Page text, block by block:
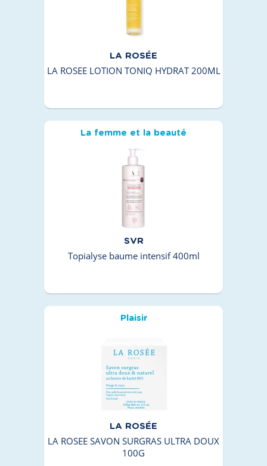
LA ROSÉE
LA ROSEE LOTION TONIQ HYDRAT 200ML
La femme et la beauté
SVR
Topialyse baume intensif 400ml
Plaisir
LA ROSÉE
LA ROSEE SAVON SURGRAS ULTRA DOUX
100G